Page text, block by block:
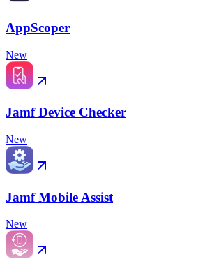
AppScoper
New
Jamf Device Checker
New
Jamf Mobile Assist
New